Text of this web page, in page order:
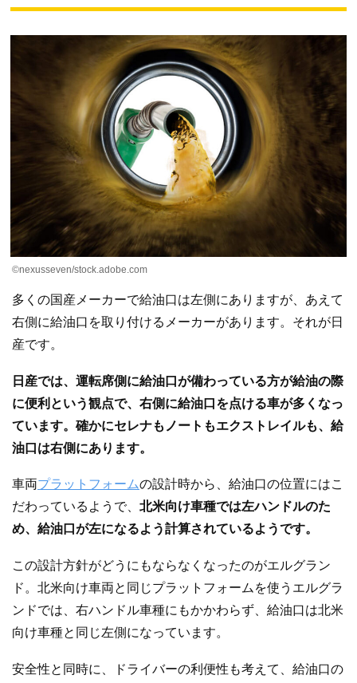
©nexusseven/stock.adobe.com
多くの国産メーカーで給油口は左側にありますが、あえて
右側に給油口を取り付けるメーカーがあります。それが日
産です。
日産では、運転席側に給油口が備わっている方が給油の際
に便利という観点で、右側に給油口を点ける車が多くなっ
ています。確かにセレナもノートもエクストレイルも、給
油口は右側にあります。
車両プラットフォームの設計時から、給油口の位置にはこ
だわっているようで、 北米向け車種では左ハンドルのた
め、給油口が左になるよう計算されているようです。
この設計方針がどうにもならなくなったのがエルグラン
ド。北米向け車両と同じプラットフォームを使うエルグラ
ンドでは、右ハンドル車種にもかかわらず、給油口は北米
向け車種と同じ左側になっています。
安全性と同時に、ドライバーの利便性も考えて、給油口の